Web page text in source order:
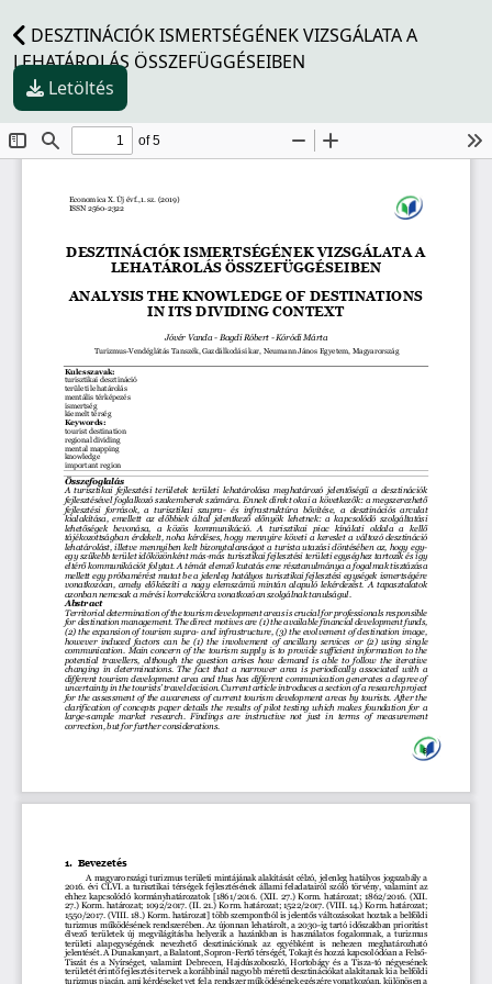
DESZTINÁCIÓK ISMERTSÉGÉNEK VIZSGÁLATA A
LEHATÁROLÁS ÖSSZEFÜGGÉSEIBEN
Letöltés